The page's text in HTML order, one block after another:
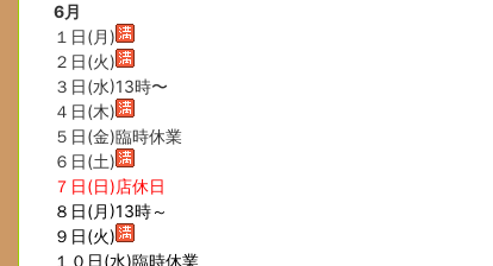
6月
１日(月)
２日(火)
３日(水)13時〜
４日(木)
５日(金)臨時休業
６日(土)
７日(日)店休日
８日(月)13時～
９日(火)
１０日(水)臨時休業